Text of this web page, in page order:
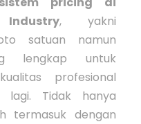
, yakni
satuan namun
lengkap untuk
profesional
Tidak hanya
termasuk dengan